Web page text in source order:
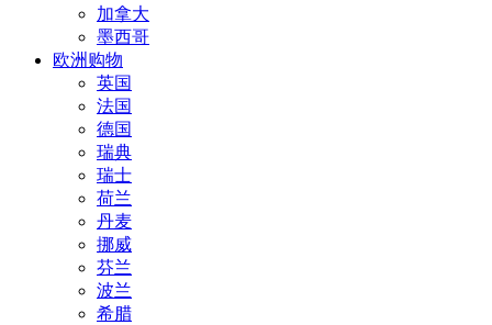
加拿大
墨西哥
欧洲购物
英国
法国
德国
瑞典
瑞士
荷兰
丹麦
挪威
芬兰
波兰
希腊